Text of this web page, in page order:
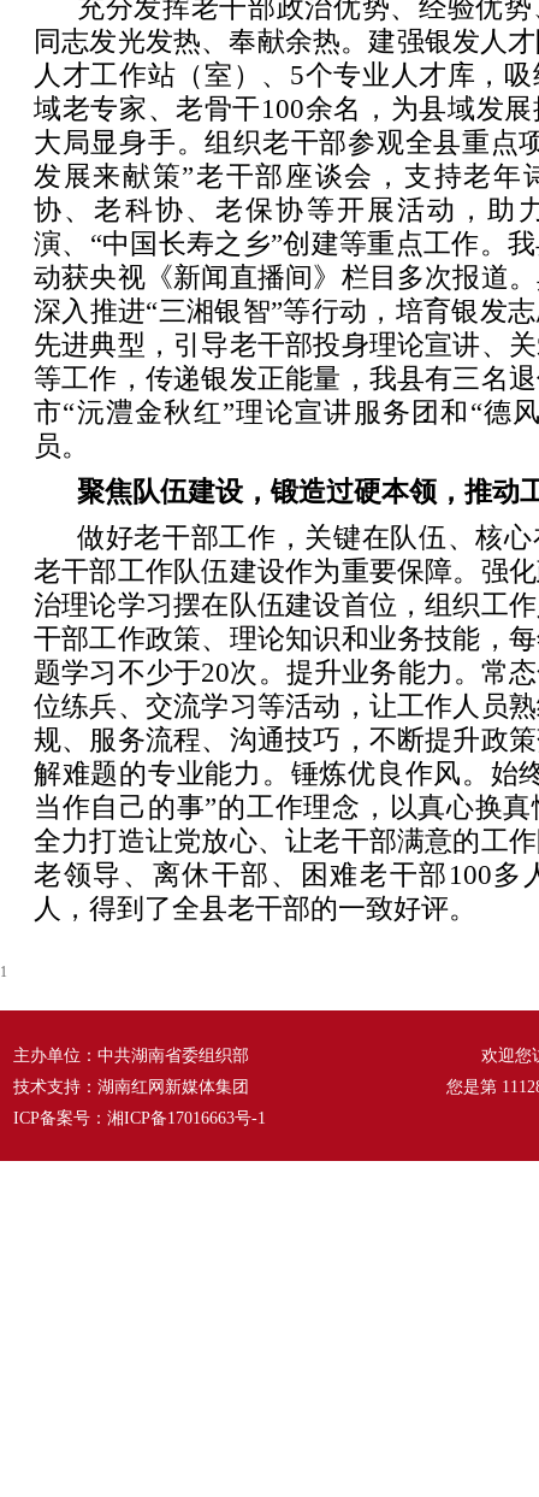
充分发挥老干部政治优势、经验优
同志发光发热、奉献余热。建强银发人
人才工作站（室）、5个专业人才库，
域老专家、老骨干100余名，为县域发
大局显身手。组织老干部参观全县重点
发展来献策”老干部座谈会，支持老年
协、老科协、老保协等开展活动，助
演、“中国长寿之乡”创建等重点工作。
动获央视《新闻直播间》栏目多次报道
深入推进“三湘银智”等行动，培育银发
先进典型，引导老干部投身理论宣讲、
等工作，传递银发正能量，我县有三名
市“沅澧金秋红”理论宣讲服务团和“德
员。
聚焦队伍建设，锻造过硬本领，推动
做好老干部工作，关键在队伍、核
老干部工作队伍建设作为重要保障。强
治理论学习摆在队伍建设首位，组织工
干部工作政策、理论知识和业务技能，
题学习不少于20次。提升业务能力。常
位练兵、交流学习等活动，让工作人员
规、服务流程、沟通技巧，不断提升政
解难题的专业能力。锤炼优良作风。始
当作自己的事”的工作理念，以真心换
全力打造让党放心、让老干部满意的工
老领导、离休干部、困难老干部100多
人，得到了全县老干部的一致好评。
1
主办单位：中共湖南省委组织部
技术支持：湖南红网新媒体集团
ICP备案号： 湘ICP备17016663号-1
欢迎您
您是第